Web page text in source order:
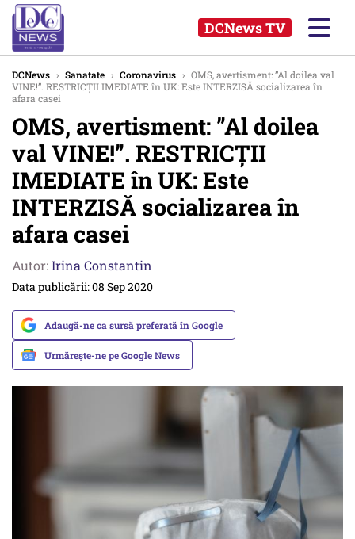
DCNews TV
DCNews › Sanatate › Coronavirus › OMS, avertisment: ”Al doilea val
VINE!”. RESTRICȚII IMEDIATE în UK: Este INTERZISĂ socializarea în
afara casei
OMS, avertisment: ”Al doilea
val VINE!”. RESTRICȚII
IMEDIATE în UK: Este
INTERZISĂ socializarea în
afara casei
Autor:Irina Constantin
Data publicării: 08 Sep 2020
Adaugă-ne ca sursă preferată în Google
Urmărește-ne pe Google News